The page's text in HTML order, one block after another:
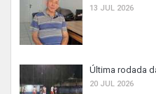
13 JUL 2026
Última rodada
20 JUL 2026